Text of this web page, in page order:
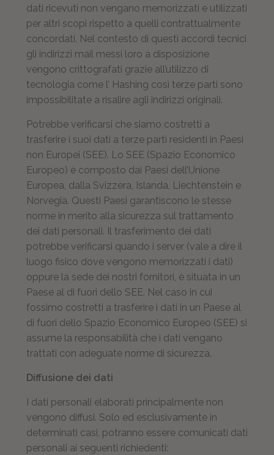
dati ricevuti non vengano memorizzati e utilizzati
per altri scopi rispetto a quelli contrattualmente
concordati. Nel contesto di questi accordi tecnici
gli indirizzi mail messi loro a disposizione
vengono crittografati grazie all’utilizzo di
tecnologia come l’ Hashing così terze parti sono
impossibilitate a risalire agli indirizzi originali.
Potrebbe verificarsi che siamo costretti a
trasferire i suoi dati a terze parti residenti in Paesi
non Europei (SEE). Lo SEE (Spazio Economico
Europeo) è composto dai Paesi dell’Unione
Europea, dalla Svizzera, Islanda, Liechtenstein e
Norvegia. Questi Paesi garantiscono le stesse
norme in merito alla sicurezza sul trattamento
dei dati personali. Il trasferimento dei dati
potrebbe verificarsi quando i server (vale a dire il
luogo fisico dove vengono memorizzati i dati)
oppure la sede dei nostri fornitori, è situata in un
Paese al di fuori dello SEE. Nel caso in cui
fossimo costretti a trasferire i dati in un Paese al
di fuori dello Spazio Economico Europeo (SEE) si
assume la responsabilità che i dati vengano
trattati con adeguate norme di sicurezza.
Diffusione dei dati
I dati personali elaborati principalmente non
vengono diffusi. Solo ed esclusivamente in
determinati casi, potranno essere comunicati dati
personali ai seguenti richiedenti: